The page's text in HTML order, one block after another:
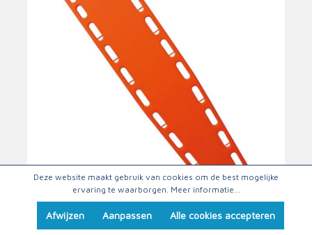
Wervelplank
Deze website maakt gebruik van cookies om de best mogelijke
ervaring te waarborgen. Meer informatie...
Afwijzen Aanpassen Alle cookies accepteren